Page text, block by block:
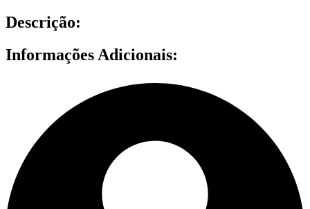
Descrição:
Informações Adicionais: